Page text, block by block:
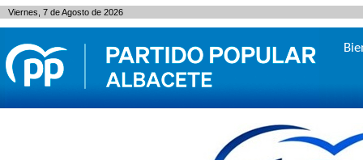
Viernes, 7 de Agosto de 2026